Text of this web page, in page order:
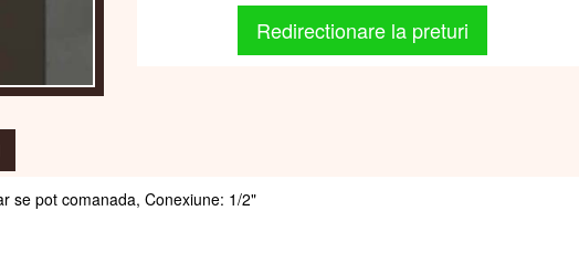
Redirectionare la preturi
se pot comanada, Conexiune: 1/2"